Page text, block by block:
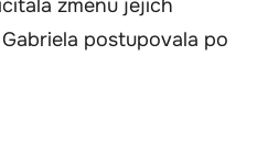
změnu jejich
postupovala po